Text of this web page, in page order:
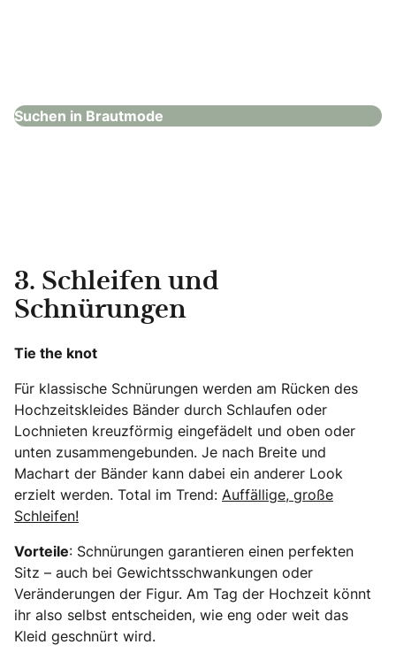
Suchen in Brautmode
3. Schleifen und
Schnürungen
Tie the knot
Für klassische Schnürungen werden am Rücken des
Hochzeitskleides Bänder durch Schlaufen oder
Lochnieten kreuzförmig eingefädelt und oben oder
unten zusammengebunden. Je nach Breite und
Machart der Bänder kann dabei ein anderer Look
erzielt werden. Total im Trend: Auffällige, große
Schleifen!
Vorteile: Schnürungen garantieren einen perfekten
Sitz – auch bei Gewichtsschwankungen oder
Veränderungen der Figur. Am Tag der Hochzeit könnt
ihr also selbst entscheiden, wie eng oder weit das
Kleid geschnürt wird.